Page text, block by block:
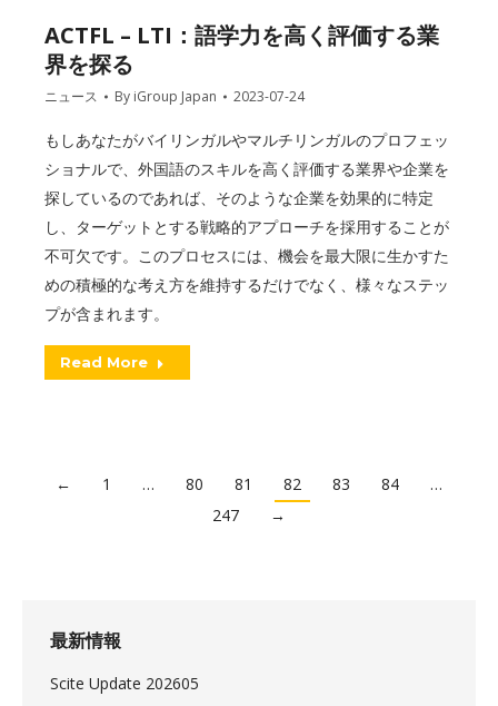
ACTFL – LTI：語学力を高く評価する業
界を探る
ニュース By iGroup Japan 2023-07-24
もしあなたがバイリンガルやマルチリンガルのプロフェッ
ショナルで、外国語のスキルを高く評価する業界や企業を
探しているのであれば、そのような企業を効果的に特定
し、ターゲットとする戦略的アプローチを採用することが
不可欠です。このプロセスには、機会を最大限に生かすた
めの積極的な考え方を維持するだけでなく、様々なステッ
プが含まれます。
Read More
← 1 … 80 81 82 83 84
…
247
→
最新情報
Scite Update 202605